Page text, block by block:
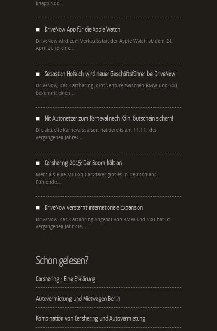
knapp 500...
DriveNow App für die Apple Watch
DriveNow wird zum Verkaufsstart der Apple Watch ab dem 24.
April 2015 eine...
Sebastian Hofelich wird neuer Geschäftsführer bei DriveNow
DriveNow, das Carsharing Joint-Venture zwischen BMW und SIXT
bekommt einen...
Mit Autonetzer zum Karneval nach Köln: Gutschein sichern!
Die aktuelle Karnevalssaison hat bereits am 11.11. des
vergangenen Jahres...
Carsharing 2015: Der Boom hält an
Mehr als eine Million Carsharer gibt es in Deutschland.
Führende...
DriveNow verstärkt internationale Expansion
DriveNow, das Carsahring-Angebot von BMW und SIXT hat im
vergangenen Jahr die...
Schon gelesen?
Carsharing - Eine Erklärung
Autovermietung und Mietwagen Berlin
Kombination von Carsharing und Autovermietung